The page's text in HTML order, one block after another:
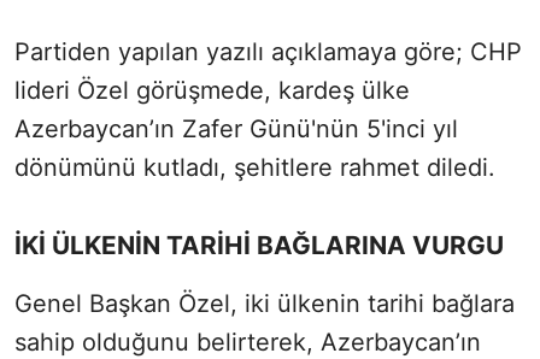
Partiden yapılan yazılı açıklamaya göre; CHP
lideri Özel görüşmede, kardeş ülke
Azerbaycan’ın Zafer Günü'nün 5'inci yıl
dönümünü kutladı, şehitlere rahmet diledi.
İKİ ÜLKENİN TARİHİ BAĞLARINA VURGU
Genel Başkan Özel, iki ülkenin tarihi bağlara
sahip olduğunu belirterek, Azerbaycan’ın